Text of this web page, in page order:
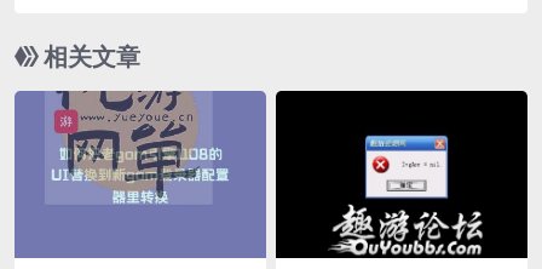
相关文章